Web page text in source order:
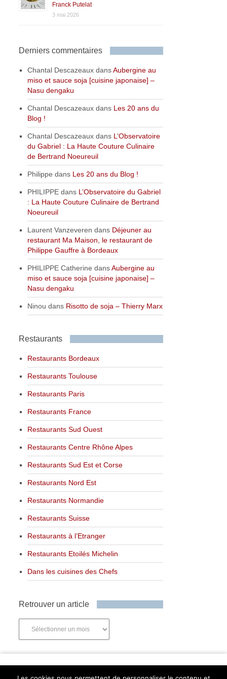
Franck Putelat
3 mai 2026
Derniers commentaires
Chantal Descazeaux dansAubergine au
miso et sauce soja [cuisine japonaise] –
Nasu dengaku
Chantal Descazeaux dans Les 20 ans du
Blog !
Chantal Descazeaux dans L’Observatoire
du Gabriel : La Haute Couture Culinaire
de Bertrand Noeureuil
Philippe dans Les 20 ans du Blog !
PHILIPPE dans L’Observatoire du Gabriel
: La Haute Couture Culinaire de Bertrand
Noeureuil
Laurent Vanzeveren dans Déjeuner au
restaurant Ma Maison, le restaurant de
Philippe Gauffre à Bordeaux
PHILIPPE Catherine dansAubergine au
miso et sauce soja [cuisine japonaise] –
Nasu dengaku
Ninou dans Risotto de soja – Thierry Marx
Restaurants
Restaurants Bordeaux
Restaurants Toulouse
Restaurants Paris
Restaurants France
Restaurants Sud Ouest
Restaurants Centre Rhône Alpes
Restaurants Sud Est et Corse
Restaurants Nord Est
Restaurants Normandie
Restaurants Suisse
Restaurants à l’Etranger
Restaurants Etoilés Michelin
Dans les cuisines des Chefs
Retrouver un article